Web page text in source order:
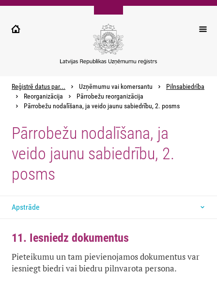
Pārlekt
galveno
Reģistrē datus par... Uzņēmumu vai komersantu
Pilnsabiedrība
Reorganizācija
Pārrobežu reorganizācija
Pārrobežu nodalīšana, ja veido jaunu sabiedrību, 2. posms
Pārrobežu nodalīšana, ja
veido jaunu sabiedrību, 2.
posms
Apstrāde
11. Iesniedz dokumentus
Pieteikumu un tam pievienojamos dokumentus var
iesniegt biedri vai biedru pilnvarota persona.